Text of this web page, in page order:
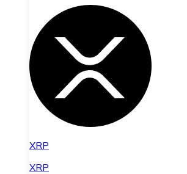
XRP
XRP